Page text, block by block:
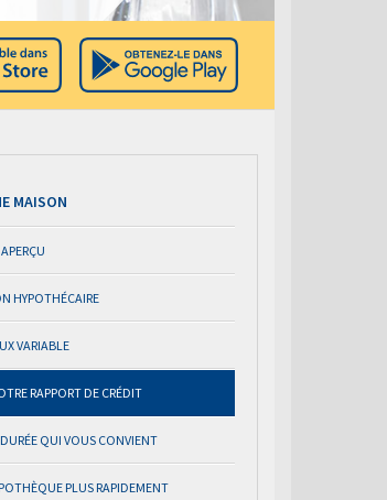
MAISON
HYPOTHÉCAIRE
VARIABLE
RAPPORT DE CRÉDIT
QUI VOUS CONVIENT
PLUS RAPIDEMENT